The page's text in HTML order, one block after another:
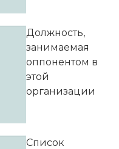
Должность,
занимаемая
оппонентом в
этой
организации
Список